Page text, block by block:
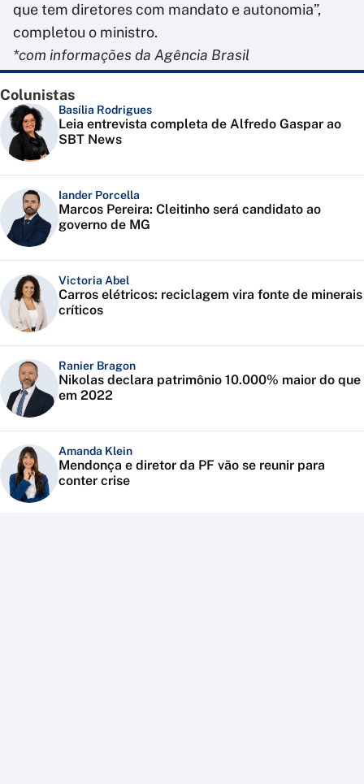
que tem diretores com mandato e autonomia”,
completou o ministro.
*com informações da Agência Brasil
Colunistas
Basília Rodrigues
Leia entrevista completa de Alfredo Gaspar ao
SBT News
Iander Porcella
Marcos Pereira: Cleitinho será candidato ao
governo de MG
Victoria Abel
Carros elétricos: reciclagem vira fonte de minerais
críticos
Ranier Bragon
Nikolas declara patrimônio 10.000% maior do que
em 2022
Amanda Klein
Mendonça e diretor da PF vão se reunir para
conter crise